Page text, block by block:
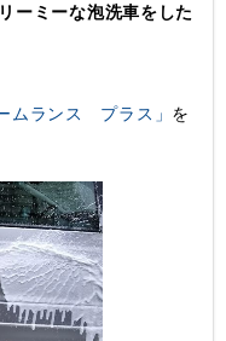
ーミーな泡洗車をした
ムランス プラス」 を